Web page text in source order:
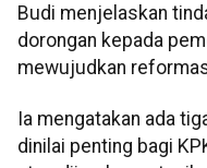
Budi menjelaskan
dorongan kepada
mewujudkan
Ia mengatakan ada
dinilai penting bagi